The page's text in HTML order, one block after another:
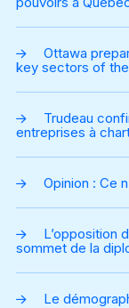
Ottawa
key sectors of
Trudeau
entreprises à
Opinion : Ce
L’opposition
sommet de la
Le